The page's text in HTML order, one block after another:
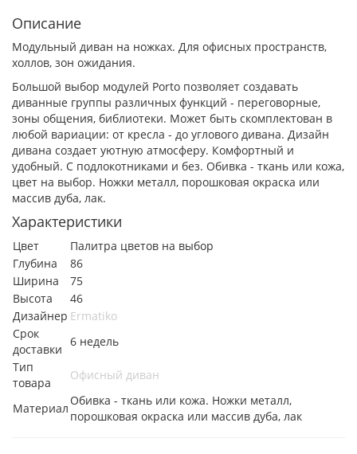
Описание
Модульный диван на ножках. Для офисных пространств,
холлов, зон ожидания.
Большой выбор модулей Porto позволяет создавать
диванные группы различных функций - переговорные,
зоны общения, библиотеки. Может быть скомплектован в
любой вариации: от кресла - до углового дивана. Дизайн
дивана создает уютную атмосферу. Комфортный и
удобный. С подлокотниками и без. Обивка - ткань или кожа,
цвет на выбор. Ножки металл, порошковая окраска или
массив дуба, лак.
Характеристики
Цвет
Палитра цветов на выбор
Глубина
86
Ширина
75
Высота
46
Дизайнер Ermatiko
Срок
доставки
6 недель
Тип
товара
Офисный диван
Материал
Обивка - ткань или кожа. Ножки металл,
порошковая окраска или массив дуба, лак